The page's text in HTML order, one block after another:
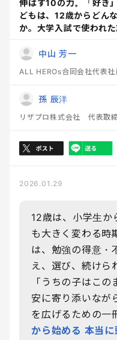
伸ばす10の力。「好き
どもは、12歳からどん
か。大学入試で使われ
中山 芳一
ALL HEROs合同会社代表社
孫 辰洋
リザプロ株式会社 代表取
2026.01.29
12歳は、小学生か
も大きく変わる時
は、勉強の得意・
え、選び、続けら
「うちの子はこ
安に寄り添いなが
を広げるための一
から始める 本当に